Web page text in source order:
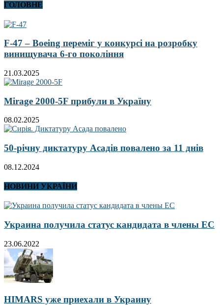
ГОЛОВНЕ
F-47 – Boeing переміг у конкурсі на розробку
винищувача 6-го покоління
21.03.2025
Mirage 2000-5F прибули в Україну
08.02.2025
50-річну диктатуру Асадів повалено за 11 днів
08.12.2024
НОВИНИ УКРАЇНИ
Украина получила статус кандидата в члены ЕС
23.06.2022
HIMARS уже приехали в Украину